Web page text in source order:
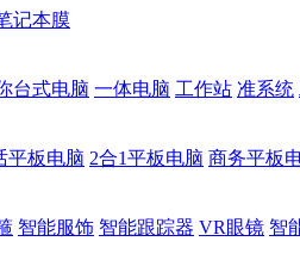
记本膜
台式电脑 一体电脑 工作站 准系统
平板电脑 2合1平板电脑 商务平板
智能服饰 智能跟踪器 VR眼镜 智